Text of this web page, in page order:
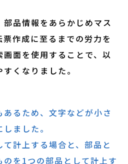
品情報をあらかじめマス
作成に至るまでの労力を
面を使用することで、以
くなりました。
るため、文字などが小さ
ました。
計上する場合と、部品と
を1つの部品として計上す